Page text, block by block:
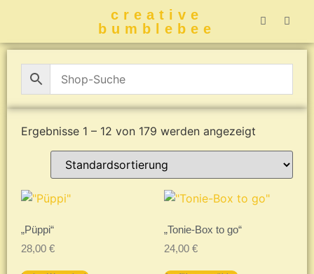
creative
bumblebee
Ergebnisse 1 – 12 von 179 werden angezeigt
„Püppi“
28,00 €
„Tonie-Box to go“
24,00 €